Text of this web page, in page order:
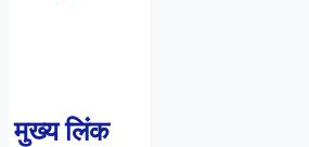
मुख्य लिंक